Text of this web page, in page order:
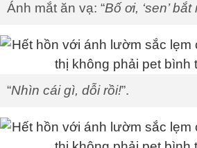
Ánh mắt ăn vạ: “Bố ơi, ‘sen’
“Nhìn cái gì, dỗi rồi!”.